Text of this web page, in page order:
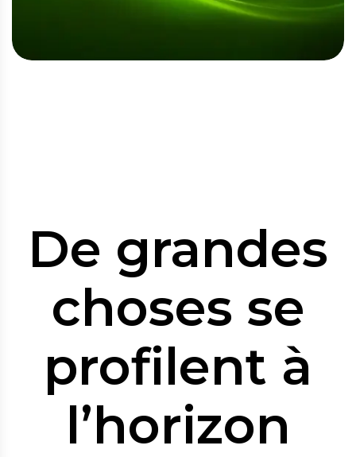
De grandes
choses se
profilent à
l’horizon